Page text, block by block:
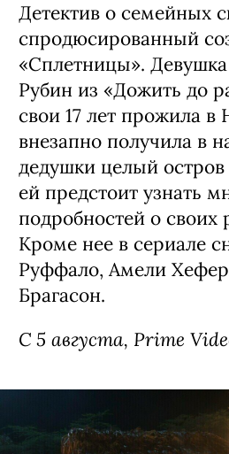
Детектив о семейных
спродюсированный
«Сплетницы».
Рубин из «Дожить до
свои 17 лет прожила
внезапно получила в
дедушки целый
ей предстоит узнать
подробностей о своих
Кроме нее в сериале
Руффало, Амели
Брагасон.
С 5 августа, Prime